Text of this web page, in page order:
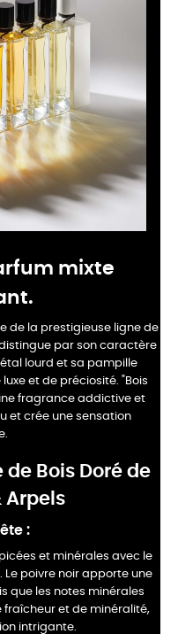
mixte
de la prestigieuse ligne de
par son caractère
lourd et sa pampille
et de préciosité. "Bois
fragrance addictive et
et crée une sensation
Bois Doré de
Arpels
:
et minérales avec le
Le poivre noir apporte une
que les notes minérales
fraîcheur et de minéralité,
intrigante.